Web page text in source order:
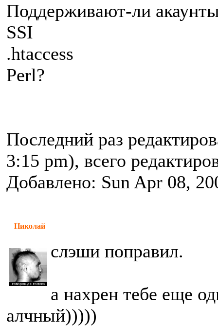
Поддерживают-ли
SSI
.htaccess
Perl?
Последний раз
3:15 pm), всего
Добавлено: Sun Apr 08,
Николай
слэши поправил.
а нахрен тебе еще
алчный)))))